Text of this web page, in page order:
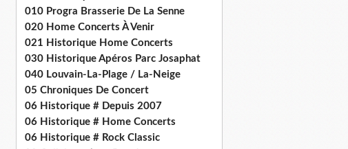
010 Progra Brasserie De La Senne
020 Home Concerts À Venir
021 Historique Home Concerts
030 Historique Apéros Parc Josaphat
040 Louvain-La-Plage / La-Neige
05 Chroniques De Concert
06 Historique # Depuis 2007
06 Historique # Home Concerts
06 Historique # Rock Classic